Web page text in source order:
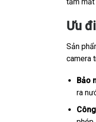
Ưu
Sản
camera
Bảo
ra